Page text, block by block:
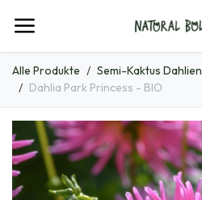
Alle Produkte
Semi-Kaktus Dahlien
Dahlia Park Princess - BIO